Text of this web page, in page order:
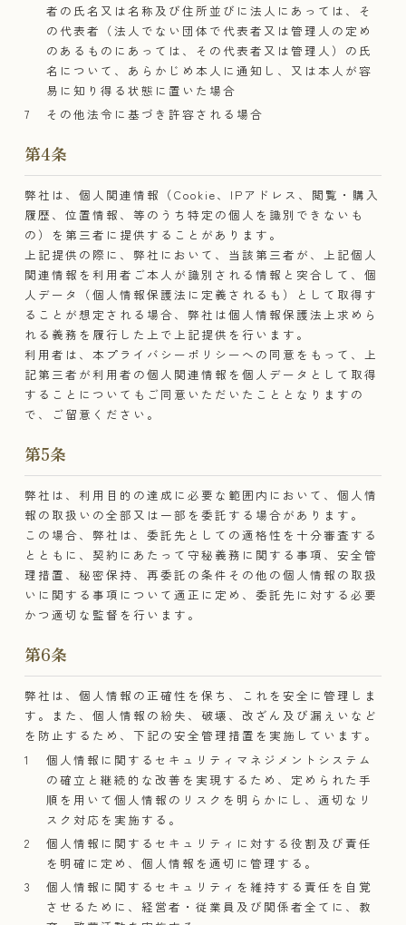
者の氏名又は名称及び住所並びに法人にあっては、そ
の代表者（法人でない団体で代表者又は管理人の定め
のあるものにあっては、その代表者又は管理人）の氏
名について、あらかじめ本人に通知し、又は本人が容
易に知り得る状態に置いた場合
その他法令に基づき許容される場合
第4条
弊社は、個人関連情報（Cookie、IPアドレス、閲覧・購入
履歴、位置情報、等のうち特定の個人を識別できないも
の）を第三者に提供することがあります。
上記提供の際に、弊社において、当該第三者が、上記個人
関連情報を利用者ご本人が識別される情報と突合して、個
人データ（個人情報保護法に定義されるも）として取得す
ることが想定される場合、弊社は個人情報保護法上求めら
れる義務を履行した上で上記提供を行います。
利用者は、本プライバシーポリシーへの同意をもって、上
記第三者が利用者の個人関連情報を個人データとして取得
することについてもご同意いただいたこととなりますの
で、ご留意ください。
第5条​
弊社は、利用目的の達成に必要な範囲内において、個人情
報の取扱いの全部又は一部を委託する場合があります。
この場合、弊社は、委託先としての適格性を十分審査する
とともに、契約にあたって守秘義務に関する事項、安全管
理措置、秘密保持、再委託の条件その他の個人情報の取扱
いに関する事項について適正に定め、委託先に対する必要
かつ適切な監督を行います。
第6条​
弊社は、個人情報の正確性を保ち、これを安全に管理しま
す。また、個人情報の紛失、破壊、改ざん及び漏えいなど
を防止するため、下記の安全管理措置を実施しています。
個人情報に関するセキュリティマネジメントシステム
の確立と継続的な改善を実現するため、定められた手
順を用いて個人情報のリスクを明らかにし、適切なリ
スク対応を実施する。
個人情報に関するセキュリティに対する役割及び責任
を明確に定め、個人情報を適切に管理する。
個人情報に関するセキュリティを維持する責任を自覚
させるために、経営者・従業員及び関係者全てに、教